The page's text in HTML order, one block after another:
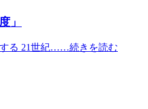
」
する 21世紀……続きを読む